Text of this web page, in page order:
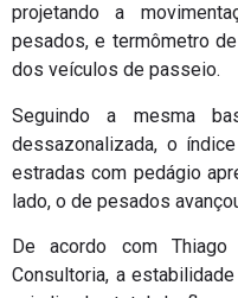
projetando a
pesados, e termômetro
dos veículos de passeio.
Seguindo a mesma
dessazonalizada, o
estradas com pedágio
lado, o de pesados
De acordo com Thiago
Consultoria, a